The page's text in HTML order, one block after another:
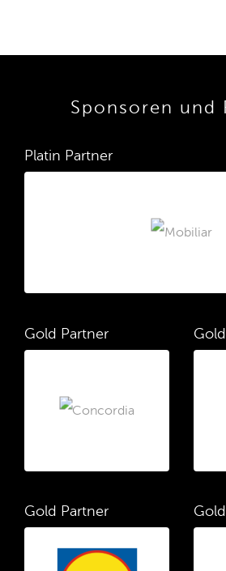
Sponsoren und
Platin Partner
Gold Partner
Gold Partner